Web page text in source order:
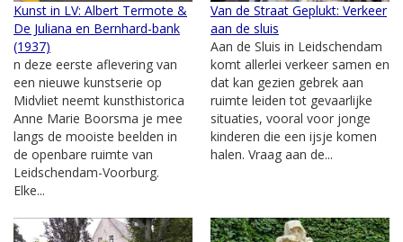
Kunst in LV: Albert Termote &
De Juliana en Bernhard-bank
(1937)
n deze eerste aflevering van
een nieuwe kunstserie op
Midvliet neemt kunsthistorica
Anne Marie Boorsma je mee
langs de mooiste beelden in
de openbare ruimte van
Leidschendam-Voorburg.
Elke...
Van de Straat Geplukt: Verkeer
aan de sluis
Aan de Sluis in Leidschendam
komt allerlei verkeer samen en
dat kan gezien gebrek aan
ruimte leiden tot gevaarlijke
situaties, vooral voor jonge
kinderen die een ijsje komen
halen. Vraag aan de...